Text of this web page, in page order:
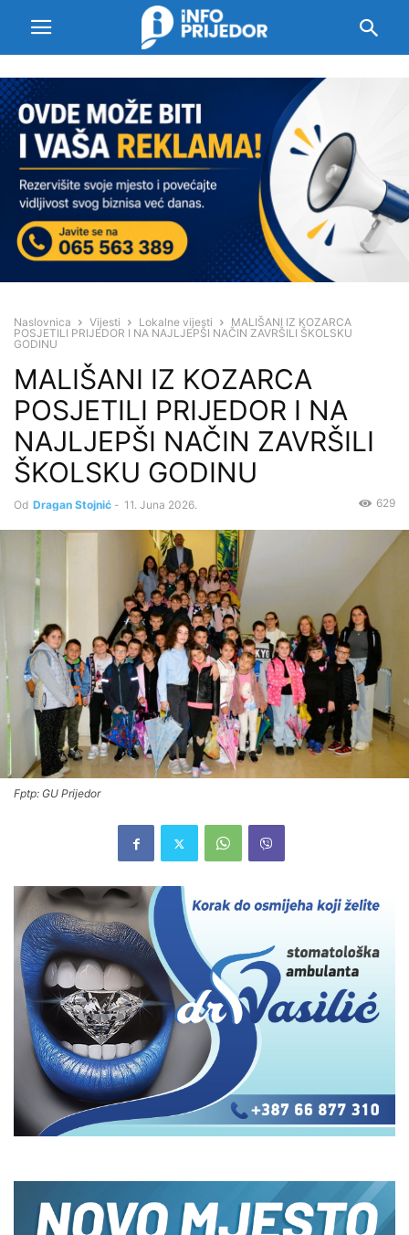
Naslovnica Vijesti Lokalne vijesti
MALIŠANI IZ KOZARCA
POSJETILI PRIJEDOR I NA NAJLJEPŠI NAČIN ZAVRŠILI ŠKOLSKU
GODINU
MALIŠANI IZ KOZARCA
POSJETILI PRIJEDOR I NA
NAJLJEPŠI NAČIN ZAVRŠILI
ŠKOLSKU GODINU
Od Dragan Stojnić - 11. Juna 2026. 629
Fptp: GU Prijedor